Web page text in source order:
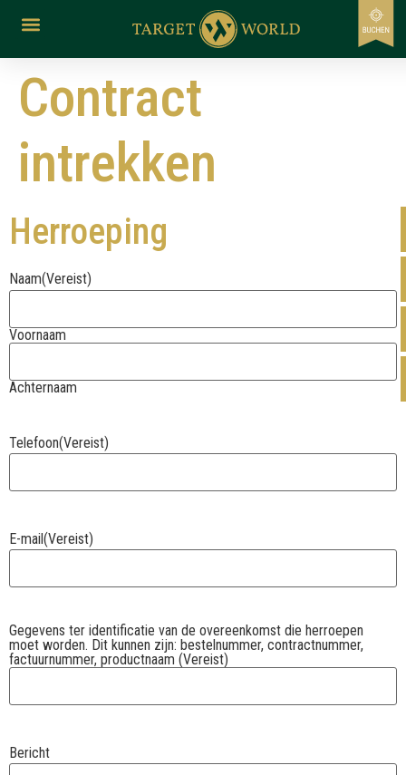
inhoud
Contract
intrekken
Herroeping
Naam(Vereist)
Voornaam
Achternaam
Telefoon(Vereist)
E-mail(Vereist)
Gegevens ter identificatie van de overeenkomst die herroepen
moet worden. Dit kunnen zijn: bestelnummer, contractnummer,
factuurnummer, productnaam (Vereist)
Bericht